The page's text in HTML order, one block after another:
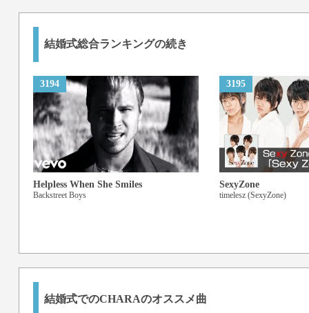
結婚式総合ランキングの続き
3194
Helpless When She Smiles
Backstreet Boys
3195
SexyZone
timelesz (SexyZone)
結婚式でのCHARAのオススメ曲